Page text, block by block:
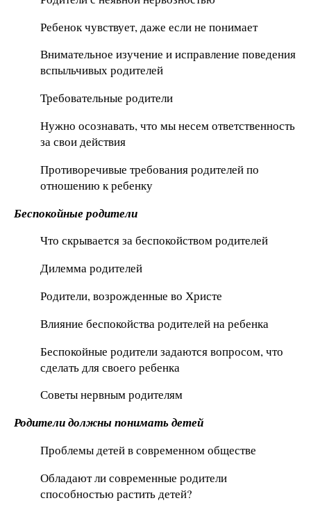
Ребенок чувствует, даже если не понимает
Внимательное изучение и исправление поведения
вспыльчивых родителей
Требовательные родители
Нужно осознавать, что мы несем ответственность
за свои действия
Противоречивые требования родителей по
отношению к ребенку
Беспокойные родители
Что скрывается за беспокойством родителей
Дилемма родителей
Родители, возрожденные во Христе
Влияние беспокойства родителей на ребенка
Беспокойные родители задаются вопросом, что
сделать для своего ребенка
Советы нервным родителям
Родители должны понимать детей
Проблемы детей в современном обществе
Обладают ли современные родители
способностью растить детей?